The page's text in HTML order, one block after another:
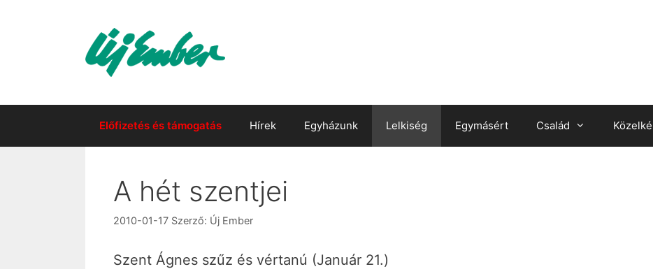
Előfizetés és támogatás Hírek Egyházunk Lelkiség Egymásért Család
A hét szentjei
2010-01-17 Szerző: Új Ember
Szent Ágnes szűz és vértanú (Január 21.)